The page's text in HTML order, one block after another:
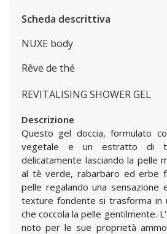
Scheda descrittiva
NUXE body
Rêve de thé
REVITALISING SHOWER GEL
Descrizione
Questo gel doccia, formulato
vegetale e un estratto di
delicatamente lasciando la pelle
al tè verde, rabarbaro ed erbe
pelle regalando una sensazione
texture fondente si trasforma in
che coccola la pelle gentilmente.
noto per le sue proprietà